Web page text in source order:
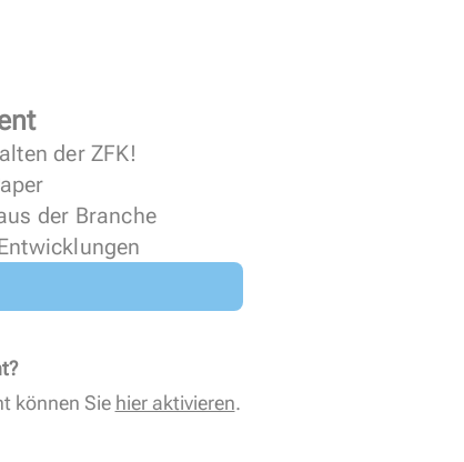
der ZFK!
der Branche
können Sie hier aktivieren.